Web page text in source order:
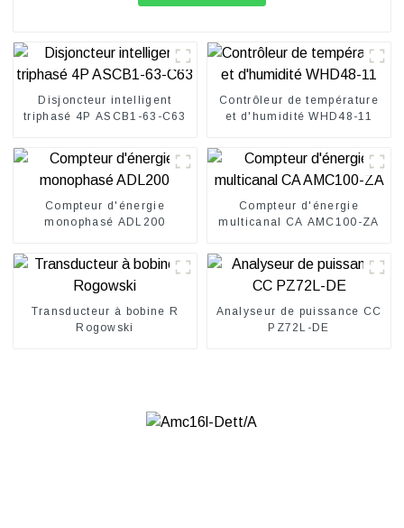
Disjoncteur intelligent
triphasé 4P ASCB1-63-C63
Contrôleur de température
et d'humidité WHD48-11
Compteur d'énergie
monophasé ADL200
Compteur d'énergie
multicanal CA AMC100-ZA
Transducteur à bobine R
Rogowski
Analyseur de puissance CC
PZ72L-DE